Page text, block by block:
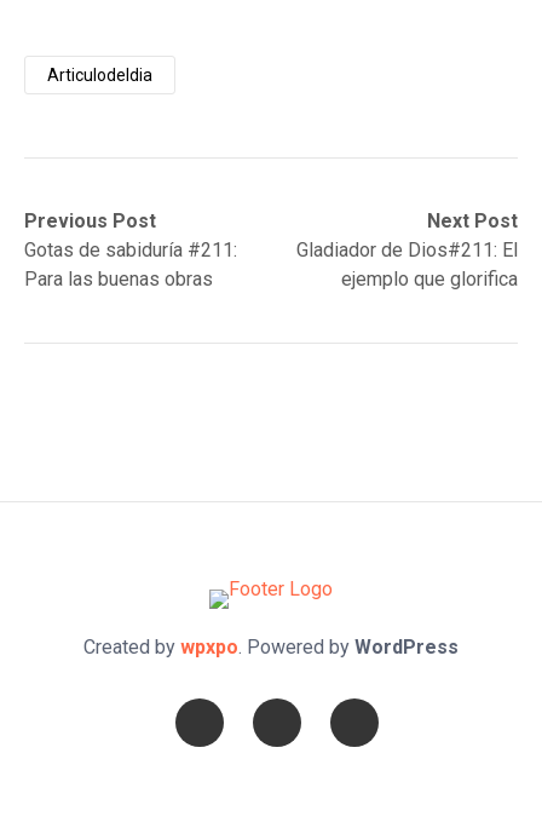
Articulodeldia
Post
navigation
Previous Post
Previous
post:Gotas de sabiduría #211:
Para las buenas obras
Next Post
Next
post:
Gladiador de Dios#211: El
ejemplo que glorifica
Created by wpxpo. Powered by WordPress